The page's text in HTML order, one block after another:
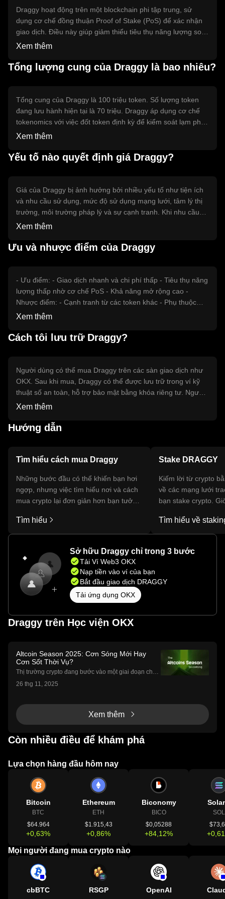
Draggy hoạt động trên một blockchain phi tập trung, sử
dụng cơ chế đồng thuận Proof of Stake (PoS) để xác nhận
giao dịch. Điều này giúp giảm thiểu tiêu thụ năng lượng so
với các cơ chế khác như Proof of Work (PoW). Draggy cũng
rộng cao và thời gian xác nhận giao dịch nhanh chóng, giúp
Xem thêm
Tổng lượng cung của Draggy là bao nhiêu?
Tổng cung của Draggy là 100 triệu token. Số lượng token
đang lưu hành hiện tại là 70 triệu. Draggy áp dụng cơ chế
tokenomics với việc đốt token định kỳ để kiểm soát lạm phát
và duy trì giá trị. Cơ chế này giúp giảm tổng cung theo thời
của token.
Xem thêm
Yếu tố nào quyết định giá Draggy?
Giá của Draggy bị ảnh hưởng bởi nhiều yếu tố như tiện ích
và nhu cầu sử dụng, mức độ sử dụng mạng lưới, tâm lý thị
trường, môi trường pháp lý và sự cạnh tranh. Khi nhu cầu
sử dụng Draggy tăng, giá có thể tăng theo. Ngược lại, các
các token khác có thể ảnh hưởng tiêu cực đến giá.
Xem thêm
Ưu và nhược điểm của Draggy
- Ưu điểm: - Giao dịch nhanh và chi phí thấp - Tiêu thụ năng
lượng thấp nhờ cơ chế PoS - Khả năng mở rộng cao -
Nhược điểm: - Cạnh tranh từ các token khác - Phụ thuộc
Xem thêm
Cách tôi lưu trữ Draggy?
Người dùng có thể mua Draggy trên các sàn giao dịch như
OKX. Sau khi mua, Draggy có thể được lưu trữ trong ví kỹ
thuật số an toàn, hỗ trợ bảo mật bằng khóa riêng tư. Người
dùng nên cẩn thận với các cuộc tấn công lừa đảo và bảo vệ
thể khác nhau tùy theo khu vực pháp lý và người dùng nên
Xem thêm
Hướng dẫn
Tìm hiểu cách mua Draggy
Những bước đầu có thể khiến bạn hơi
ngợp, nhưng việc tìm hiểu nơi và cách
mua crypto lại đơn giản hơn bạn tưởng.
dụng di động OKX hoặc ngay tại đây
trên web.
Tìm hiểu
Stake DRAGGY
Kiếm lời từ crypto
về các mạng lưới
bạn stake crypto.
duy nhất, ngay
OKX của bạn.
Tìm hiểu về
Sở hữu Draggy chỉ trong 3 bước
Tải Ví Web3 OKX
Nạp tiền vào ví của bạn
Bắt đầu giao dịch DRAGGY
Tải ứng dụng OKX
Draggy trên Học viện OKX
Altcoin Season 2025: Cơn Sóng Mới Hay
Cơn Sốt Thời Vụ?
Thị trường crypto đang bước vào một giai đoạn chuy
ển mình rõ rệt. Sau chu kỳ halving, dòng vốn lớn bắt
đầu xoay trục khỏi Bitcoin, khi Ethereum tăng tốc mạ
26 thg 11, 2025
Xem thêm
Còn nhiều điều để khám phá
Lựa chọn hàng đầu hôm nay
Bitcoin
BTC
$64.964
+0,63%
Ethereum
ETH
$1.915,43
+0,86%
Biconomy
BICO
$0,05288
+84,12%
SOL
Mọi người đang mua crypto nào
cbBTC RSGP OpenAI